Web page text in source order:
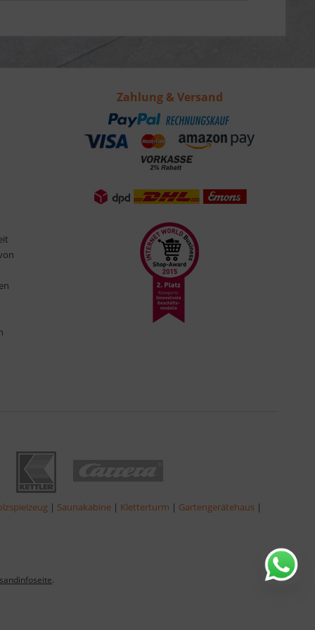
Zahlung & Versand
| Saunakabine | Kletterturm | Gartengerätehaus |
.